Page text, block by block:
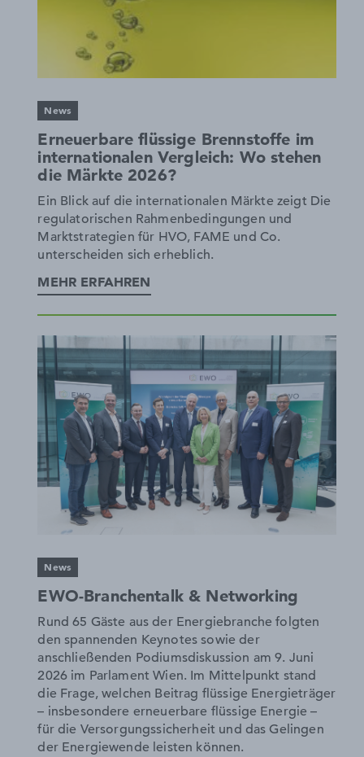
News
Erneuerbare flüssige Brennstoffe im
internationalen Vergleich: Wo stehen
die Märkte 2026?
Ein Blick auf die internationalen Märkte zeigt Die
regulatorischen Rahmenbedingungen und
Marktstrategien für HVO, FAME und Co.
unterscheiden sich erheblich.
MEHR ERFAHREN
News
EWO-Branchentalk & Networking
Rund 65 Gäste aus der Energiebranche folgten
den spannenden Keynotes sowie der
anschließenden Podiumsdiskussion am 9. Juni
2026 im Parlament Wien. Im Mittelpunkt stand
die Frage, welchen Beitrag flüssige Energieträger
– insbesondere erneuerbare flüssige Energie –
für die Versorgungssicherheit und das Gelingen
der Energiewende leisten können.